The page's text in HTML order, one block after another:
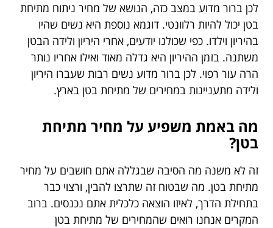
לכן ברור מדוע במצב כזה, הנושא של מחיר ניתוח מתיחת
בטן יכול להיות רלוונטי. דוגמא נוספת היא נשים שהיו
בהיריון וילדו. כפי שכולנו יודעים, אחרי היריון ולידה הבטן
משתנה. בזמן ההיריון היא גדלה מאוד ואילו אחריו נותר
הרה עור רפוי. לכן ברור מדוע נשים רבות שעברו היריון
ולידה מתעניינות במחירים של מתיחת בטן בארץ.
מה באמת משפיע על מחיר מתיחת
בטן?
זה לא משנה מה הסיבה שבגללה אתם חושבים על מחיר
מתיחת בטן. מה שבטוח זה שתרצו להבין, ורצוי כבר
בתחילת הדרך, לאיזו הוצאה כלכלית אתם נכנסים. ברוב
המקרים אנחנו רואים שהמחירים של מתיחת בטן